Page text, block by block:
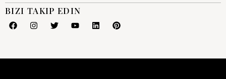
BIZI TAKIP EDIN